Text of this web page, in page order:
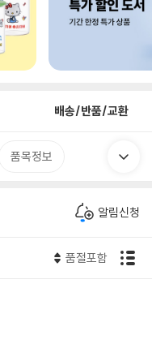
배송/반품/교환
품목정보
알림신청
품절포함